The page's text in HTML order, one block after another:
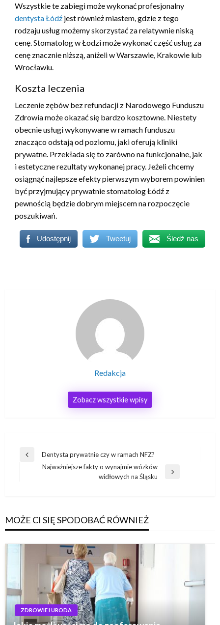
Wszystkie te zabiegi może wykonać profesjonalny
dentysta Łódź jest również miastem, gdzie z tego
rodzaju usług możemy skorzystać za relatywnie niską
cenę. Stomatolog w Łodzi może wykonać część usług za
cenę znacznie niższą, aniżeli w Warszawie, Krakowie lub
Wrocławiu.
Koszta leczenia
Leczenie zębów bez refundacji z Narodowego Funduszu
Zdrowia może okazać się bardzo kosztowne. Niestety
obecnie usługi wykonywane w ramach funduszu
znacząco odstają od poziomu, jaki oferują kliniki
prywatne. Przekłada się to zarówno na funkcjonalne, jak
i estetyczne rezultaty wykonanej pracy. Jeżeli chcemy
osiągnąć najlepsze efekty pierwszym wyborem powinien
być przyjmujący prywatnie stomatolog Łódź z
pewnością będzie dobrym miejscem na rozpoczęcie
poszukiwań.
Udostępnij Tweetuj Śledź nas
Redakcja
Zobacz wszystkie wpisy
Nawigacja
wpisu
Poprzedni
Dentysta prywatnie czy w ramach NFZ?
Najważniejsze fakty o wynajmie wózków
widłowych na Śląsku
MOŻE CI SIĘ SPODOBAĆ RÓWNIEŻ
ZDROWIE I URODA